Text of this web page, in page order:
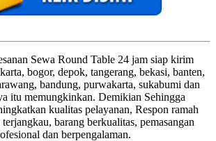
Sewa Round Table 24 jam siap kirim
bogor, depok, tangerang, bekasi, banten,
bandung, purwakarta, sukabumi dan
itu memungkinkan. Demikian Sehingga
kualitas pelayanan, Respon ramah
barang berkualitas, pemasangan
dan berpengalaman.